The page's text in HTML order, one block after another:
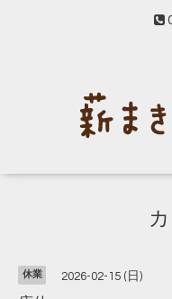
休業 2026-02-15 (日)